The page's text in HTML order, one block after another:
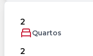
2
Quartos
2